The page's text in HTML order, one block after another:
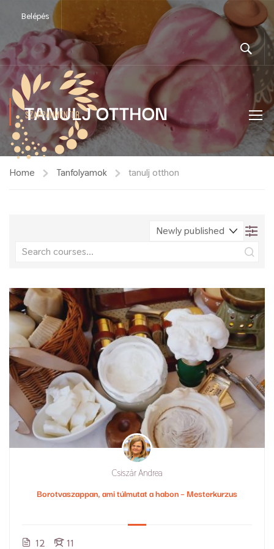
Belépés
TANULJ OTTHON
Home Tanfolyamok tanulj otthon
Csiszár Andrea
Borotvaszappan, ami túlmutat a habon – Mesterkurzus
12 11